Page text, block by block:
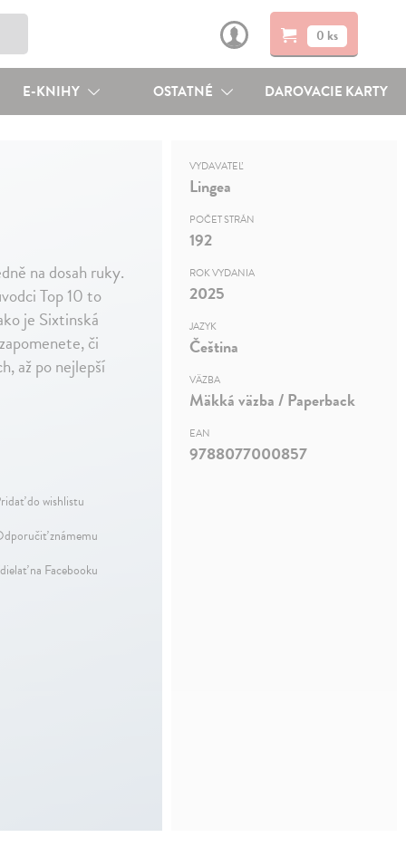
0 ks
E-KNIHY OSTATNÉ DAROVACIE KARTY
na dosah ruky.
Top 10 to
je Sixtinská
či
až po nejlepší
do wishlistu
známemu
na Facebooku
VYDAVATEĽ
Lingea
POČET STRÁN
192
ROK VYDANIA
2025
JAZYK
Čeština
VÄZBA
Mäkká väzba / Paperback
EAN
9788077000857